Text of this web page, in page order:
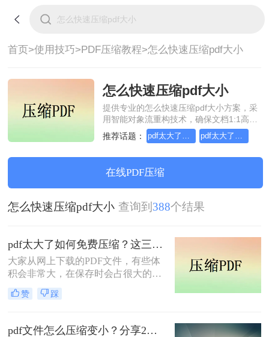
首页>使用技巧>PDF压缩教程>怎么快速压缩pdf大小
怎么快速压缩pdf大小
提供专业的怎么快速压缩pdf大小方案，采
用智能对象流重构技术，确保文档1:1高保
真还原且排版不乱码。支持一键批量处
理，全链路 SSL 加密保障隐私安全。助您
装，高效办公。
推荐话题： pdf太大了如何免费压缩 pdf太大了如何压缩
在线PDF压缩
怎么快速压缩pdf大小 查询到 388个结果
pdf太大了如何免费压缩？这三种方法快来尝试下吧！
大家从网上下载的PDF文件，有些体
积会非常大，在保存时会占很大的空
间，这时候最好是对文件做压缩处
理。下面小编就给大家介绍pdf太大了
法。
赞 踩
pdf文件怎么压缩变小？分享2个好用的方法，简单又快捷！